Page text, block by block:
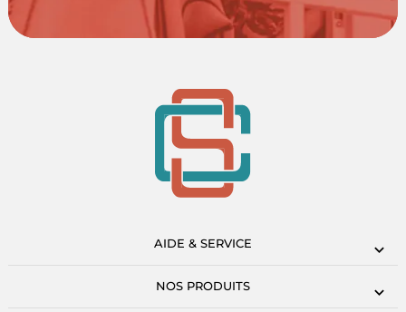
AIDE & SERVICE
NOS PRODUITS